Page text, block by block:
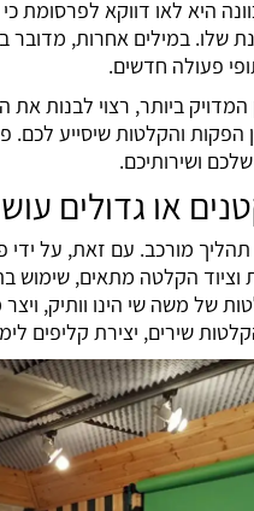
היא לאו דווקא לפרסומת
שלו. במילים אחרות, מדובר
פעולה חדשים.
ביותר, רצוי לבנות את
הפקות והקלטות שיסייע
ושירותיכם.
או גדולים
מורכב. עם זאת, על ידי
הקלטה מתאים, שימוש
של משה שי הינו וותיק,
שירים, יצירת קליפים